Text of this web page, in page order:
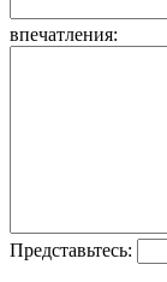
впечатления:
Представьтесь: